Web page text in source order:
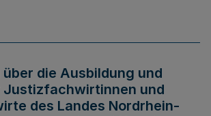
die Ausbildung und
Justizfachwirtinnen und
des Landes Nordrhein-